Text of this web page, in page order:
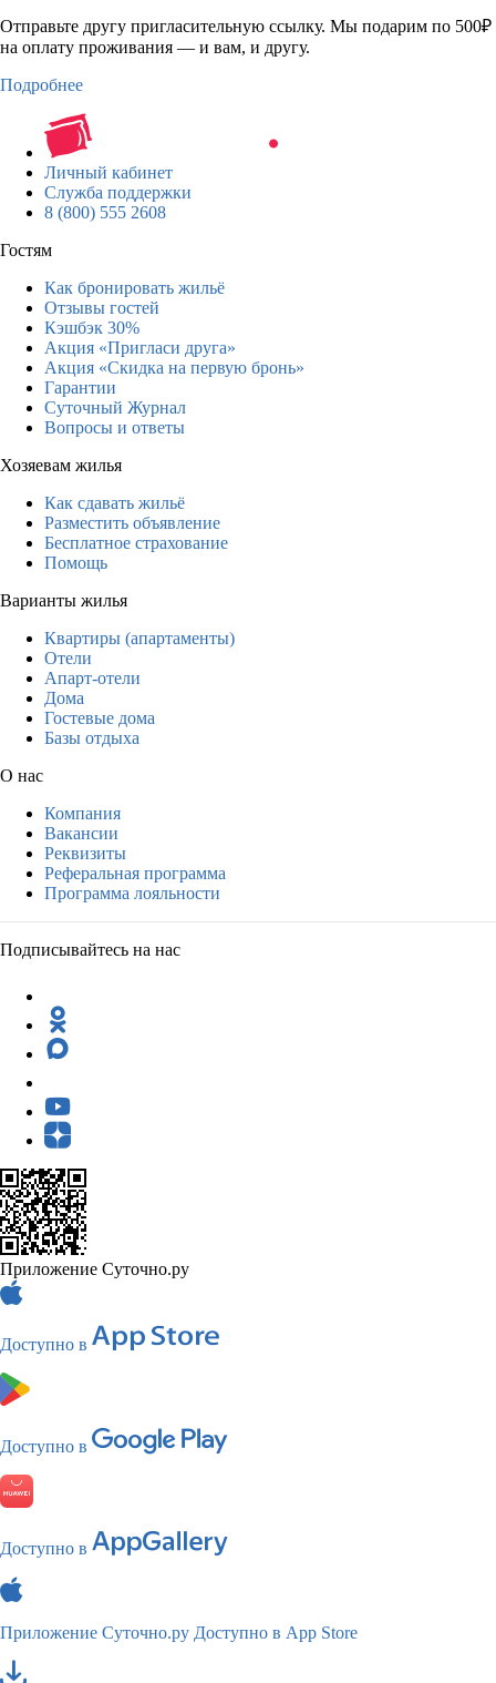
Отправьте другу пригласительную ссылку. Мы подарим по 500₽
на оплату проживания — и вам, и другу.
Подробнее
Личный кабинет
Служба поддержки
8 (800) 555 2608
Гостям
Как бронировать жильё
Отзывы гостей
Кэшбэк 30%
Акция «Пригласи друга»
Акция «Скидка на первую бронь»
Гарантии
Суточный Журнал
Вопросы и ответы
Хозяевам жилья
Как сдавать жильё
Разместить объявление
Бесплатное страхование
Помощь
Варианты жилья
Квартиры (апартаменты)
Отели
Апарт-отели
Дома
Гостевые дома
Базы отдыха
О нас
Компания
Вакансии
Реквизиты
Реферальная программа
Программа лояльности
Подписывайтесь на нас
Приложение Суточно.ру
Доступно в
Доступно в
Доступно в
Приложение Суточно.ру Доступно в App Store